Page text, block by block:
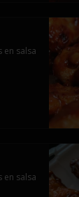
salsa
salsa